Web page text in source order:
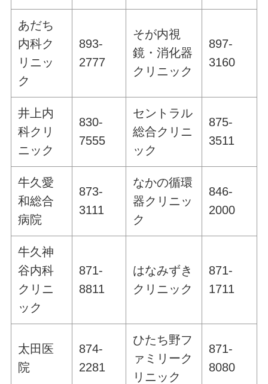
あだち
内科ク
リニッ
ク
893-
2777
そが内視
鏡・消化器
クリニック
897-
3160
井上内
科クリ
ニック
830-
7555
セントラル
総合クリニ
ック
875-
3511
牛久愛
和総合
病院
873-
3111
なかの循環
器クリニッ
ク
846-
2000
牛久神
谷内科
クリニ
ック
871-
8811
はなみずき
クリニック
871-
1711
太田医
院
874-
2281
ひたち野フ
ァミリーク
リニック
871-
8080